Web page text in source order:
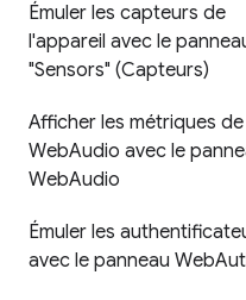
Émuler les capteurs de
l'appareil avec le
"Sensors" (Capteurs)
Afficher les métriques de
WebAudio avec le
WebAudio
Émuler les
avec le panneau Web